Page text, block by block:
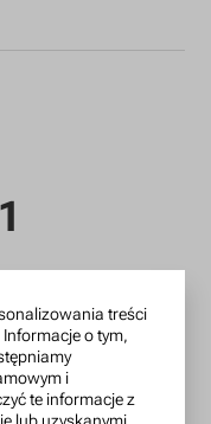
podaj w tytule
potwierdzeniu.
treści
o tym,
i
te informacje z